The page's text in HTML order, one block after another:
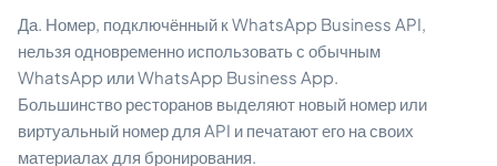
Да. Номер, подключённый к WhatsApp Business API,
нельзя одновременно использовать с обычным
WhatsApp или WhatsApp Business App.
Большинство ресторанов выделяют новый номер или
виртуальный номер для API и печатают его на своих
материалах для бронирования.